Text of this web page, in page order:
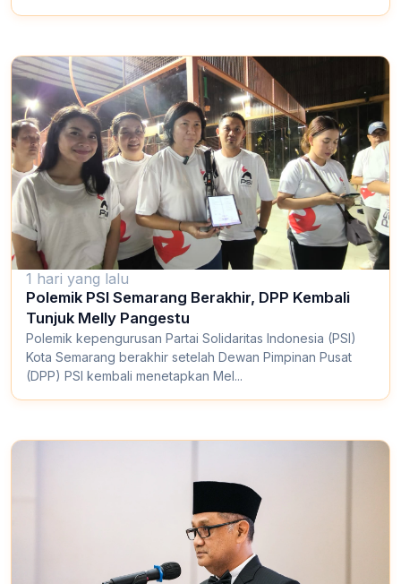
1 hari yang lalu
Polemik PSI Semarang Berakhir, DPP Kembali
Tunjuk Melly Pangestu
Polemik kepengurusan Partai Solidaritas Indonesia (PSI)
Kota Semarang berakhir setelah Dewan Pimpinan Pusat
(DPP) PSI kembali menetapkan Mel...